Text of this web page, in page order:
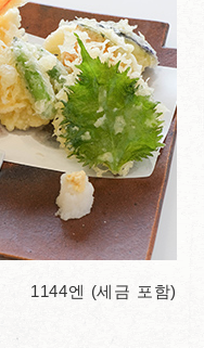
1144엔 (세금 포함)